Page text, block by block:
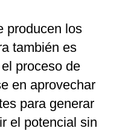
producen los
también es
proceso de
en aprovechar
para generar
el potencial sin